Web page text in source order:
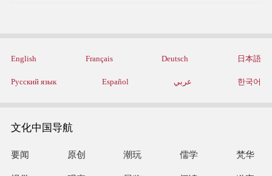
English Français Deutsch 日本語
Русский язык Español عربي 한국어
文化中国导航
要闻 原创 潮玩 儒学 梵华